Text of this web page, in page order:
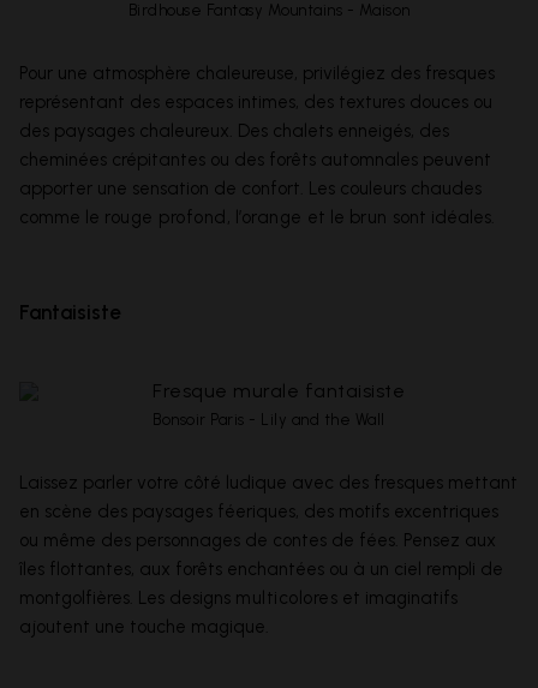
Birdhouse Fantasy Mountains - Maison
Pour une atmosphère chaleureuse, privilégiez des fresques
représentant des espaces intimes, des textures douces ou
des paysages chaleureux. Des chalets enneigés, des
cheminées crépitantes ou des forêts automnales peuvent
apporter une sensation de confort. Les couleurs chaudes
comme le rouge profond , l’ orange et le brun sont idéales.
Fantaisiste
Bonsoir Paris - Lily and the Wall
Laissez parler votre côté ludique avec des fresques mettant
en scène des paysages féeriques, des motifs excentriques
ou même des personnages de contes de fées. Pensez aux
îles flottantes, aux forêts enchantées ou à un ciel rempli de
montgolfières. Les designs multicolores et imaginatifs
ajoutent une touche magique.